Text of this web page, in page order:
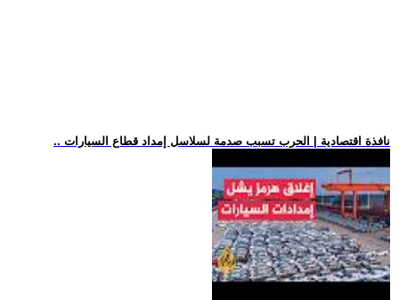
.. نافذة اقتصادية | الحرب تسبب صدمة لسلاسل إمداد قطاع السيارات